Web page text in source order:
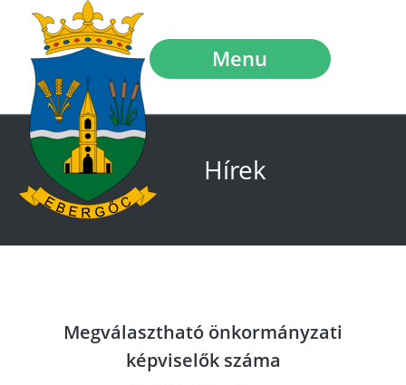
Menu
Hírek
Megválasztható önkormányzati
képviselők száma